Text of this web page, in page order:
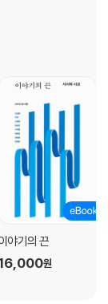
『바로크』 (200
『프랑스 연극
야기의 끈
원